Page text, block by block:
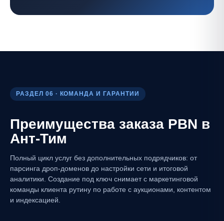
РАЗДЕЛ 06 · КОМАНДА И ГАРАНТИИ
Преимущества заказа PBN в
Ант-Тим
Полный цикл услуг без дополнительных подрядчиков: от
парсинга дроп-доменов до настройки сети и итоговой
аналитики. Создание под ключ снимает с маркетинговой
команды клиента рутину по работе с аукционами, контентом
и индексацией.